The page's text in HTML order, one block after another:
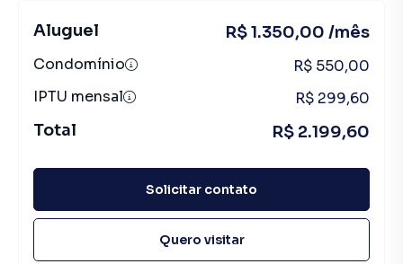
Aluguel R$ 1.350,00 /mês
Condomínio
R$ 550,00
IPTU mensal
R$ 299,60
Total R$ 2.199,60
Solicitar contato
Quero visitar